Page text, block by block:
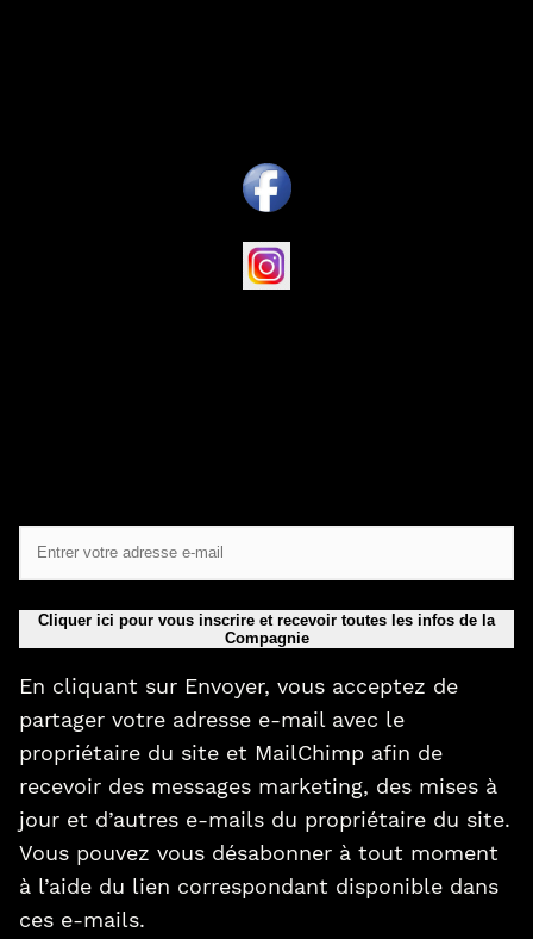
Cliquer ici pour vous inscrire et recevoir toutes les infos de la
Compagnie
En cliquant sur Envoyer, vous acceptez de
partager votre adresse e-mail avec le
propriétaire du site et MailChimp afin de
recevoir des messages marketing, des mises à
jour et d’autres e-mails du propriétaire du site.
Vous pouvez vous désabonner à tout moment
à l’aide du lien correspondant disponible dans
ces e-mails.